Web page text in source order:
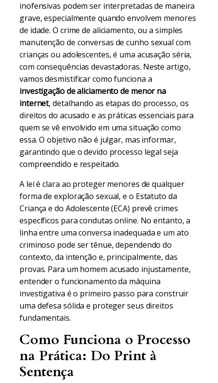
inofensivas podem ser interpretadas de maneira
grave, especialmente quando envolvem menores
de idade. O crime de aliciamento, ou a simples
manutenção de conversas de cunho sexual com
crianças ou adolescentes, é uma acusação séria,
com consequências devastadoras. Neste artigo,
vamos desmistificar como funciona a
investigação de aliciamento de menor na
internet, detalhando as etapas do processo, os
direitos do acusado e as práticas essenciais para
quem se vê envolvido em uma situação como
essa. O objetivo não é julgar, mas informar,
garantindo que o devido processo legal seja
compreendido e respeitado.
A lei é clara ao proteger menores de qualquer
forma de exploração sexual, e o Estatuto da
Criança e do Adolescente (ECA) prevê crimes
específicos para condutas online. No entanto, a
linha entre uma conversa inadequada e um ato
criminoso pode ser tênue, dependendo do
contexto, da intenção e, principalmente, das
provas. Para um homem acusado injustamente,
entender o funcionamento da máquina
investigativa é o primeiro passo para construir
uma defesa sólida e proteger seus direitos
fundamentais.
Como Funciona o Processo
na Prática: Do Print à
Sentença